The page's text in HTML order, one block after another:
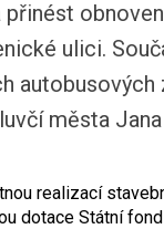
ulici.
autobusových
města
realizací
dotace Státní